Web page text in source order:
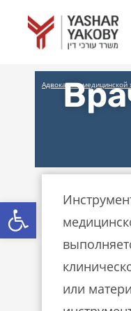
Открыть
Адвокат по медицинской
или